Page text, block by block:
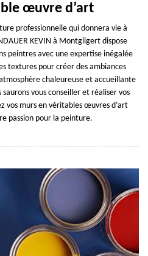
œuvre d’art
professionnelle qui donnera vie à
KEVIN à Montgilgert dispose
peintres avec une expertise inégalée
textures pour créer des ambiances
chaleureuse et accueillante
vous conseiller et réaliser vos
vos murs en véritables œuvres d’art
passion pour la peinture.